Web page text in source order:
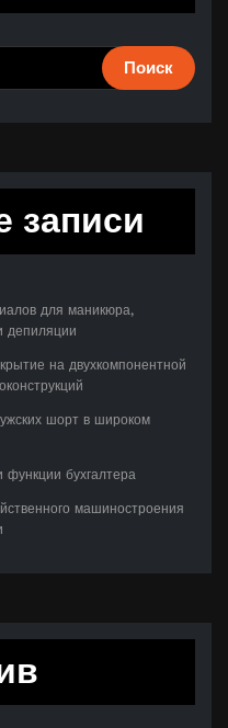
Поиск
записи
для маникюра,
депиляции
на двухкомпонентной
шорт в широком
бухгалтера
машиностроения